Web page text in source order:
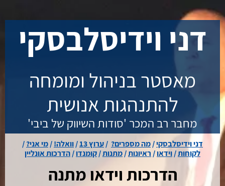
דני וידיסלבסקי
מאסטר בניהול ומומחה
להתנהגות אנושית
מחבר רב המכר 'סודות השיווק של ביבי'
דני וידיסלבסקי/מה מספרים? /ערוץ 13 /וואלה!/מי אני?/
לקוחות/וידאו/ ראיונות/מתנות/קומנדו/הדרכות אונליין
הדרכות וידאו מתנה